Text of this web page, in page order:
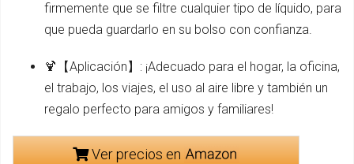
firmemente que se filtre cualquier tipo de líquido, para
que pueda guardarlo en su bolso con confianza.
🍹【Aplicación】: ¡Adecuado para el hogar, la oficina,
el trabajo, los viajes, el uso al aire libre y también un
regalo perfecto para amigos y familiares!
Ver precios en